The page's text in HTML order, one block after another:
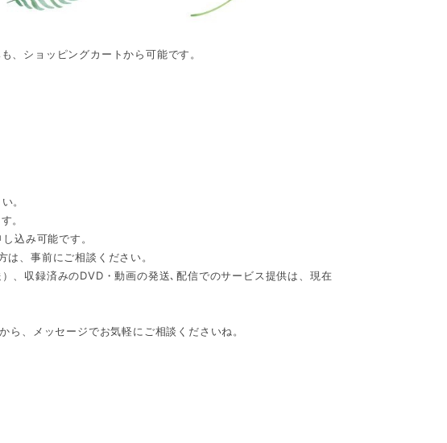
、ショッピングカートから可能です。
。
。
込み可能です。
、事前にご相談ください。
、収録済みのDVD・動画の発送､配信でのサービス提供は、現在
ら、メッセージでお気軽にご相談くださいね。